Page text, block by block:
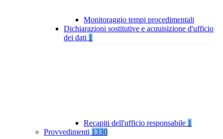
Monitoraggio tempi procedimentali
Dichiarazioni sostitutive e acquisizione d'ufficio
dei dati 1
Recapiti dell'ufficio responsabile 1
Provvedimenti 1330